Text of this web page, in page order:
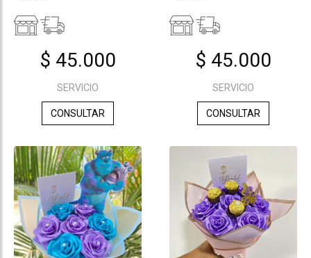
$ 45.000
SERVICIO
CONSULTAR
$ 45.000
SERVICIO
CONSULTAR